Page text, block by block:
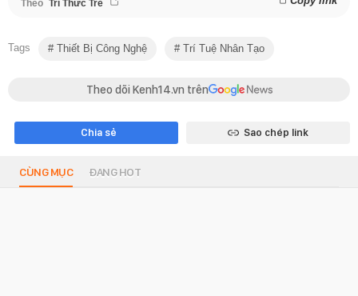
Theo Trí Thức Trẻ
Tags Thiết Bị Công Nghệ Trí Tuệ Nhân Tạo
Theo dõi Kenh14.vn trên
Chia sẻ Sao chép link
CÙNG MỤC ĐANG HOT